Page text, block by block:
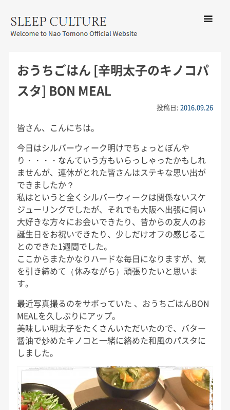
CULTURE
ュ
ツへ移動
おうちごはん [辛明太子のキノコパ
スタ] BON MEAL
投稿日:2016.09.26
皆さん、こんにちは。
今日はシルバーウィーク明けでちょっとぼんや
り・・・・なんていう方もいらっしゃったかもしれ
ませんが、連休がとれた皆さんはステキな思い出が
できましたか？
私はというと全くシルバーウィークは関係ないスケ
ジューリングでしたが、それでも大阪へ出張に伺い
大好きな方々にお会いできたり、昔からの友人のお
誕生日をお祝いできたり、少しだけオフの感じるこ
とのできた1週間でした。
ここからまたかなりハードな毎日になりますが、気
を引き締めて（休みながら）頑張りたいと思いま
す。
最近写真撮るのをサボっていた 、おうちごはんBON
MEALを久しぶりにアップ。
美味しい明太子をたくさんいただいたので、バター
醤油で炒めたキノコと一緒に絡めた和風のパスタに
しました。